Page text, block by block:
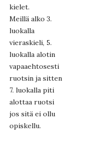
kielet.
Meillä alko 3.
luokalla
vieraskieli, 5.
luokalla alotin
vapaaehtosesti
ruotsin ja sitten
7. luokalla piti
alottaa ruotsi
jos sitä ei ollu
opiskellu.